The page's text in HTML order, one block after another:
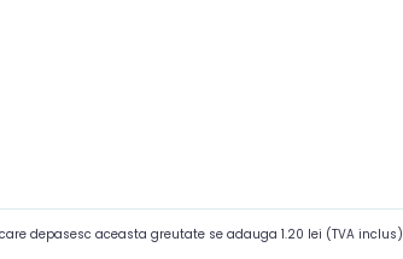
depasesc aceasta greutate se adauga 1.20 lei (TVA inclus)